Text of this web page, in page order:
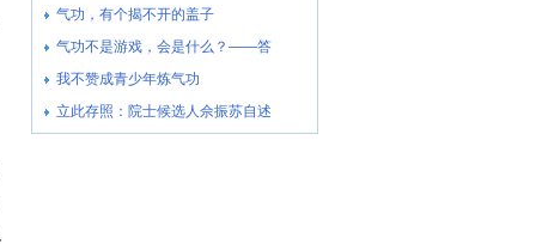
气功，有个揭不开的盖子
气功不是游戏，会是什么？――答
我不赞成青少年炼气功
立此存照：院士候选人佘振苏自述